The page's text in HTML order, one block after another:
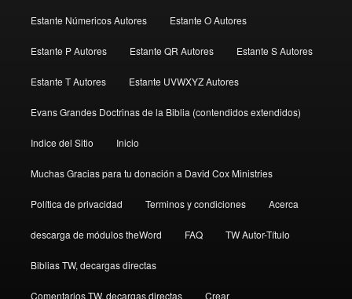
Estante Númericos Autores Estante O Autores
Estante P Autores Estante QR Autores Estante S Autores
Estante T Autores Estante UVWXYZ Autores
Evans Grandes Doctrinas de la Biblia (contendidos extendidos)
Indice del Sitio Inicio
Muchas Gracias para tu donación a David Cox Ministries
Política de privacidad Terminos y condiciones Acerca
descarga de módulos theWord FAQ TW Autor-Título
Biblias TW, decargas directas
Comentarios TW, decargas directas Crear